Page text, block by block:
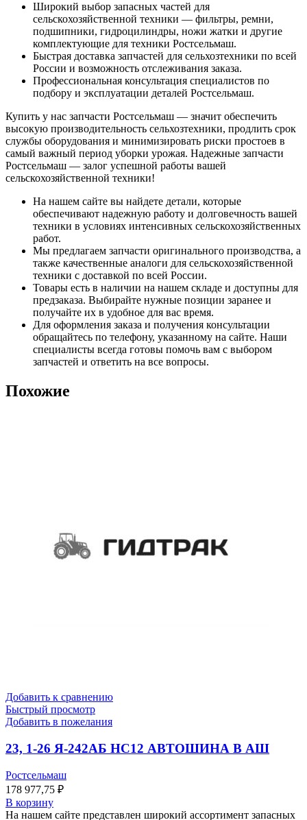
Широкий выбор запасных частей для
сельскохозяйственной техники — фильтры, ремни,
подшипники, гидроцилиндры, ножи жатки и другие
комплектующие для техники Ростсельмаш.
Быстрая доставка запчастей для сельхозтехники по всей
России и возможность отслеживания заказа.
Профессиональная консультация специалистов по
подбору и эксплуатации деталей Ростсельмаш.
Купить у нас запчасти Ростсельмаш — значит обеспечить
высокую производительность сельхозтехники, продлить срок
службы оборудования и минимизировать риски простоев в
самый важный период уборки урожая. Надежные запчасти
Ростсельмаш — залог успешной работы вашей
сельскохозяйственной техники!
На нашем сайте вы найдете детали, которые
обеспечивают надежную работу и долговечность вашей
техники в условиях интенсивных сельскохозяйственных
работ.
Мы предлагаем запчасти оригинального производства, а
также качественные аналоги для сельскохозяйственной
техники с доставкой по всей России.
Товары есть в наличии на нашем складе и доступны для
предзаказа. Выбирайте нужные позиции заранее и
получайте их в удобное для вас время.
Для оформления заказа и получения консультации
обращайтесь по телефону, указанному на сайте. Наши
специалисты всегда готовы помочь вам с выбором
запчастей и ответить на все вопросы.
Похожие
Добавить к сравнению
Быстрый просмотр
Добавить в пожелания
23, 1-26 Я-242АБ НС12 АВТОШИНА В АШ
Ростсельмаш
178 977,75 ₽
В корзину
На нашем сайте представлен широкий ассортимент запасных